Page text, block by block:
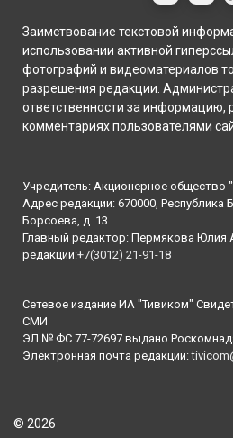
Заимствование текстовой
использовании активной
фотографий и видеоматериалов
разрешения редакции.
ответственности за
комментариях пользователями
Учредитель: Акционерное общество
Адрес редакции: 670000, Республика
Борсоева, д. 13
Главный редактор: Пермякова Юлия
редакции:+7(3012) 21-91-18
Сетевое издание ИА "Тивиком"
СМИ
ЭЛ № ФС 77-72697 выдано
Электронная почта редакции:
© 2026